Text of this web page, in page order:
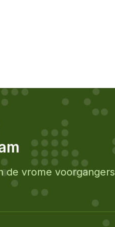
de vrome voorgangers